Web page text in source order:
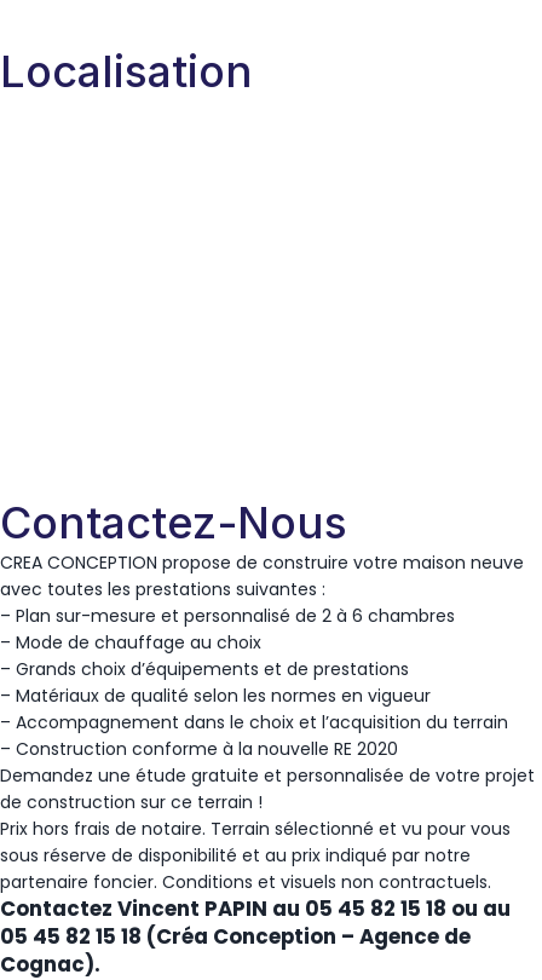
Localisation
Contactez-Nous
CREA CONCEPTION propose de construire votre maison neuve
avec toutes les prestations suivantes :
– Plan sur-mesure et personnalisé de 2 à 6 chambres
– Mode de chauffage au choix
– Grands choix d’équipements et de prestations
– Matériaux de qualité selon les normes en vigueur
– Accompagnement dans le choix et l’acquisition du terrain
– Construction conforme à la nouvelle RE 2020
Demandez une étude gratuite et personnalisée de votre projet
de construction sur ce terrain !
Prix hors frais de notaire. Terrain sélectionné et vu pour vous
sous réserve de disponibilité et au prix indiqué par notre
partenaire foncier. Conditions et visuels non contractuels.
Contactez Vincent PAPIN au 05 45 82 15 18 ou au
05 45 82 15 18 (Créa Conception – Agence de
Cognac).